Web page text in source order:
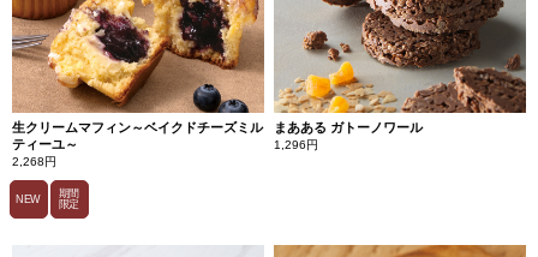
生クリームマフィン～ベイクドチーズミル
ティーユ～
2,268円
NEW
期間
限定
まあある ガトーノワール
1,296円